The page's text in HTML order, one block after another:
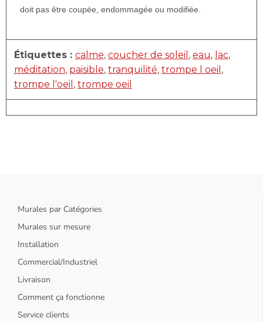
doit pas être coupée, endommagée ou modifiée.
Étiquettes : calme, coucher de soleil , eau, lac,
méditation, paisible, tranquilité, trompe l oeil ,
trompe l'oeil , trompe oeil
Murales par Catégories
Murales sur mesure
Installation
Commercial/Industriel
Livraison
Comment ça fonctionne
Service clients